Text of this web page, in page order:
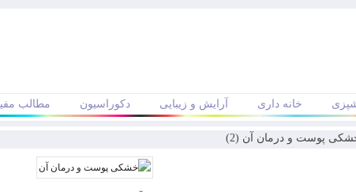
خانه داری آرایش و زیبایی دکوراسیون مطالب
پوست و درمان آن (2)